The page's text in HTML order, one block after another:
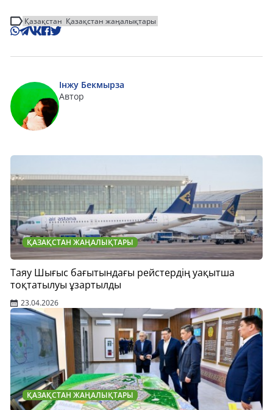
Қазақстан Қазақстан жаңалықтары
Інжу Бекмырза
Автор
ҚАЗАҚСТАН ЖАҢАЛЫҚТАРЫ
Таяу Шығыс бағытындағы рейстердің уақытша
тоқтатылуы ұзартылды
23.04.2026
ҚАЗАҚСТАН ЖАҢАЛЫҚТАРЫ